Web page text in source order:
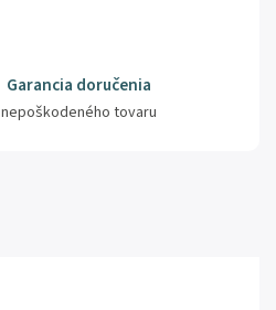
Garancia doručenia
nepoškodeného tovaru